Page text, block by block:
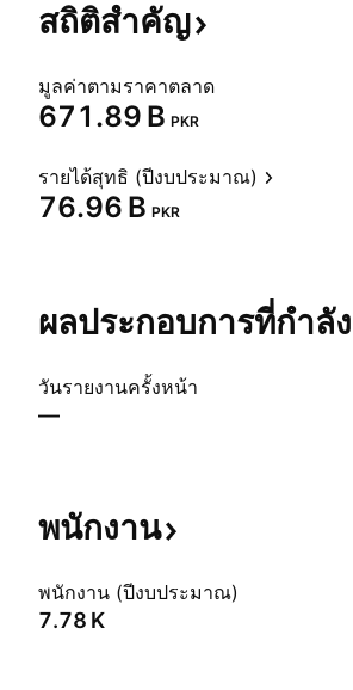
สถิติสำคัญ
มูลค่าตามราคาตลาด
‪671.89 B‬ PKR
รายได้สุทธิ (ปีงบประมาณ)
‪76.96 B‬ PKR
ผลประกอบการที่กำลั
วันรายงานครั้งหน้า
—
พนักงาน
พนักงาน (ปีงบประมาณ)
‪7.78 K‬